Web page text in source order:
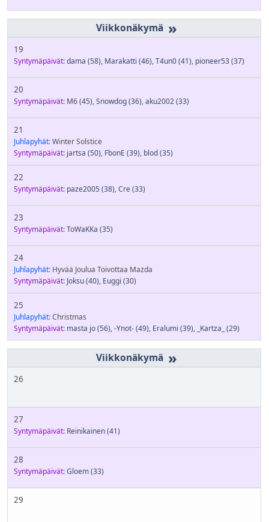
»
19
Syntymäpäivät:dama (58), Marakatti (46),T4un0(41), pioneer53(37)
20
Syntymäpäivät: M6(45),Snowdog(36),aku2002(33)
21
Juhlapyhät:Winter Solstice
Syntymäpäivät: jartsa (50), FbonE (39), blod(35)
22
Syntymäpäivät: paze2005 (38),Cre(33)
23
Syntymäpäivät:ToWaKKa (35)
24
Juhlapyhät: Hyvää Joulua Toivottaa Mazda
Syntymäpäivät: Joksu(40), Euggi (30)
25
Juhlapyhät:Christmas
Syntymäpäivät: masta jo(56),-Ynot-(49), Eralumi (39), _Kartza_ (29)
»
26
27
Syntymäpäivät: Reinikainen(41)
28
Syntymäpäivät:Gloem(33)
29